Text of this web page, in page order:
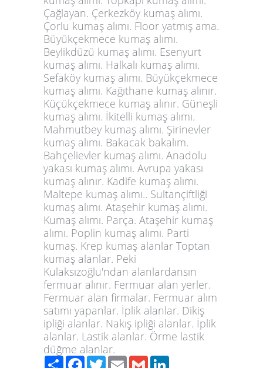
Çağlayan. Çerkezköy kumaş alımı.
Çorlu kumaş alımı. Floor yatmış ama.
Büyükçekmece kumaş alımı.
Beylikdüzü kumaş alımı. Esenyurt
kumaş alımı. Halkalı kumaş alımı.
Sefaköy kumaş alımı. Büyükçekmece
kumaş alımı. Kağıthane kumaş alınır.
Küçükçekmece kumaş alınır. Güneşli
kumaş alımı. İkitelli kumaş alımı.
Mahmutbey kumaş alımı. Şirinevler
kumaş alımı. Bakacak bakalım.
Bahçelievler kumaş alımı. Anadolu
yakası kumaş alımı. Avrupa yakası
kumaş alınır. Kadife kumaş alımı.
Maltepe kumaş alımı.. Sultançiftliği
kumaş alımı. Ataşehir kumaş alımı.
Kumaş alımı. Parça. Ataşehir kumaş
alımı. Poplin kumaş alımı. Parti
kumaş. Krep kumaş alanlar Toptan
kumaş alanlar. Peki
Kulaksızoğlu'ndan alanlardansın
fermuar alınır. Fermuar alan yerler.
Fermuar alan firmalar. Fermuar alım
satımı yapanlar. İplik alanlar. Dikiş
ipliği alanlar. Nakış ipliği alanlar. İplik
alanlar. Lastik alanlar. Örme lastik
düğme alanlar.
PaylaşFacebook
TwitterEmailGmail